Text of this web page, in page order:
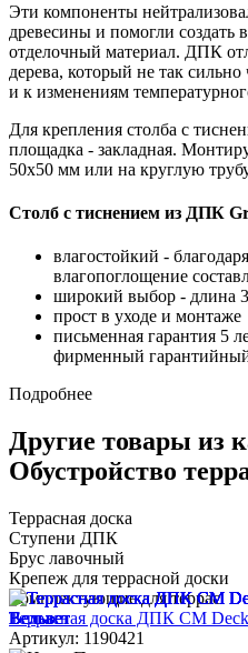
Эти компоненты
древесины и помогли создать
отделочный материал. ДПК
дерева, который не так
и к изменениям
Для крепления столба с
площадка - закладная.
50х50 мм или на круглую
Столб с тиснением из ДПК
влагостойкий -
влагопоглощение
широкий выбор - длина
прост в уходе и монтаже
письменная гарантия 5
фирменный
Подробнее
Другие товары из
Обустройство
Террасная доска
Ступени ДПК
Брус лавочный
Крепеж для террасной доски
Комплектующие для террас
Террасная доска ДПК CM
Артикул: 1190421